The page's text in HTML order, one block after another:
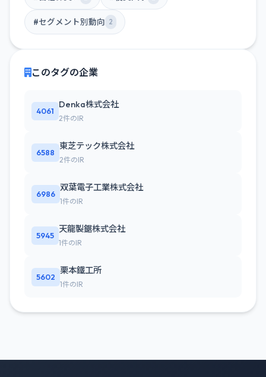
#セグメント別動向 2
このタグの企業
4061
Denka株式会社
2件のIR
6588
東芝テック株式会社
2件のIR
6986
双葉電子工業株式会社
1件のIR
5945
天龍製鋸株式会社
1件のIR
5602
栗本鐵工所
1件のIR